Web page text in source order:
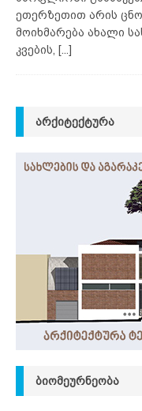
ეთერზეთით არის
მოიხმარება ახალი
კვების,
[...]
ᲐᲠᲥᲘᲢᲔᲥᲢᲣᲠᲐ
ᲑᲘᲝᲛᲔᲣᲠᲜᲔᲝᲑᲐ